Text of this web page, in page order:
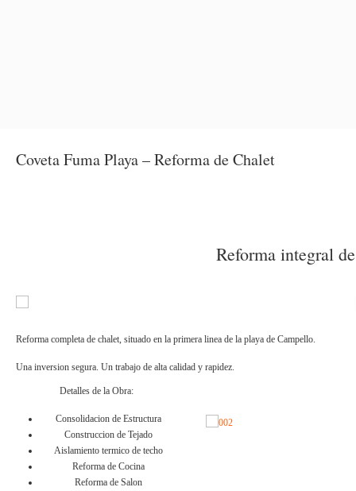
Coveta Fuma Playa – Reforma de Chalet
Reforma integral
Reforma completa de chalet, situado en la primera linea de la playa de Campello.
Una inversion segura. Un trabajo de alta calidad y rapidez.
Detalles de la Obra:
Consolidacion de Estructura
Construccion de Tejado
Aislamiento termico de techo
Reforma de Cocina
Reforma de Salon